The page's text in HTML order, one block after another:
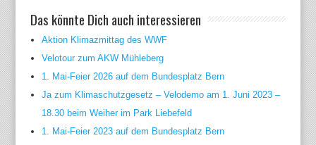
Das könnte Dich auch interessieren
Aktion Klimazmittag des WWF
Velotour zum AKW Mühleberg
1. Mai-Feier 2026 auf dem Bundesplatz Bern
Ja zum Klimaschutzgesetz – Velodemo am 1. Juni 2023 –
18.30 beim Weiher im Park Liebefeld
1. Mai-Feier 2023 auf dem Bundesplatz Bern